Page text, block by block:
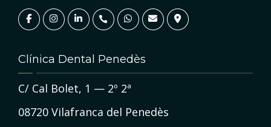
Clínica Dental Penedès
C/ Cal Bolet, 1 — 2º 2ª
08720 Vilafranca del Penedès